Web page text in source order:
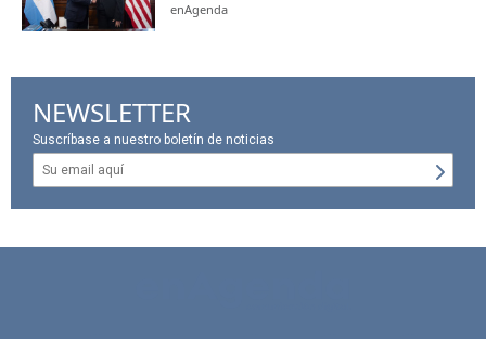
enAgenda
NEWSLETTER
Suscríbase a nuestro boletín de noticias